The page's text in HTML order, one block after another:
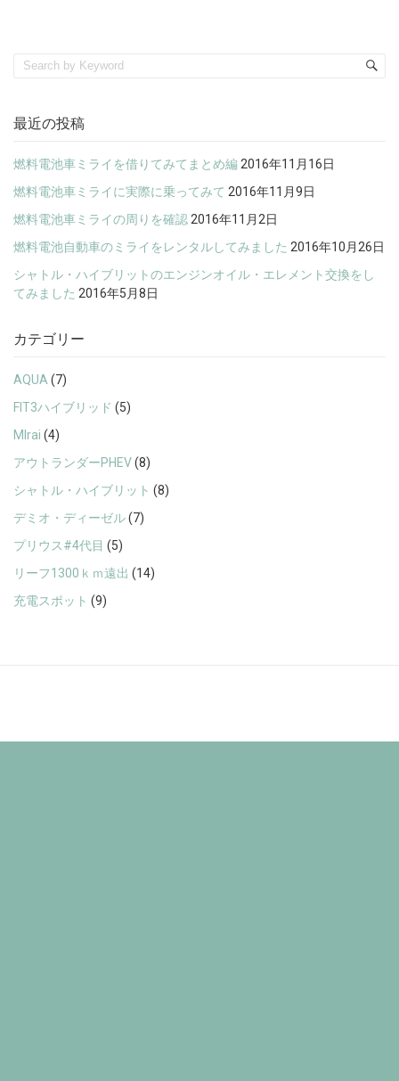
最近の投稿
燃料電池車ミライを借りてみてまとめ編 2016年11月16日
燃料電池車ミライに実際に乗ってみて 2016年11月9日
燃料電池車ミライの周りを確認 2016年11月2日
燃料電池自動車のミライをレンタルしてみました 2016年10月26日
シャトル・ハイブリットのエンジンオイル・エレメント交換をし
てみました 2016年5月8日
カテゴリー
AQUA (7)
FIT3ハイブリッド (5)
MIrai (4)
アウトランダーPHEV(8)
シャトル・ハイブリット (8)
デミオ・ディーゼル(7)
プリウス#4代目 (5)
リーフ1300ｋｍ遠出 (14)
充電スポット (9)